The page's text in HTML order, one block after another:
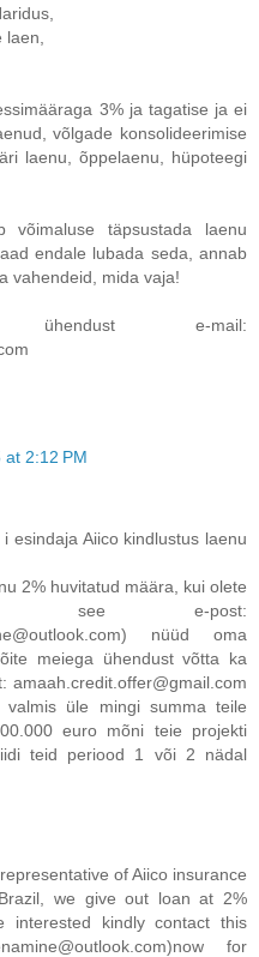
3% ja tagatise ja ei
võlgade konsolideerimise
laenu, õppelaenu, hüpoteegi
võimaluse täpsustada laenu
endale lubada seda, annab
vahendeid, mida vaja!
e-mail:
at 2:12 PM
esindaja Aiico kindlustus laenu
2% huvitatud määra, kui olete
see e-post:
nüüd oma
meiega ühendust võtta ka
amaah.credit.offer@gmail.com
üle mingi summa teile
euro mõni teie projekti
teid periood 1 või 2 nädal
of Aiico insurance
we give out loan at 2%
interested kindly contact this
for